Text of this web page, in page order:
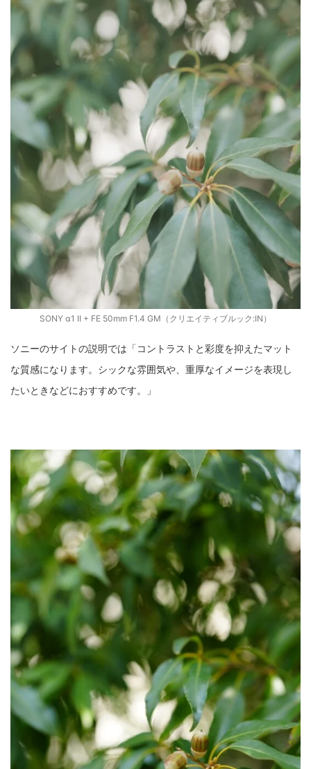
SONY α1 II + FE 50mm F1.4 GM（クリエイティブルック:IN）
ソニーのサイトの説明では「コントラストと彩度を抑えたマット
な質感になります。シックな雰囲気や、重厚なイメージを表現し
たいときなどにおすすめです。」